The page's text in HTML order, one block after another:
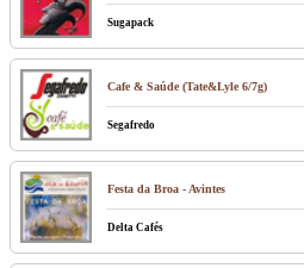
Sugapack
Cafe & Saúde (Tate&Lyle 6/7g)
Segafredo
Festa da Broa - Avintes
Delta Cafés